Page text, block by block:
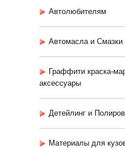
Автолюбителям
Автомасла и Смазки
Граффити краска-
аксессуары
Детейлинг и
Материалы для